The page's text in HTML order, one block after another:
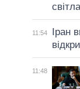
світла
11:54
Іран
11:48